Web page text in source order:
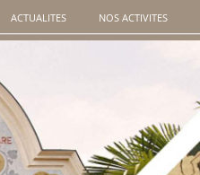
ACTUALITES NOS ACTIVITES